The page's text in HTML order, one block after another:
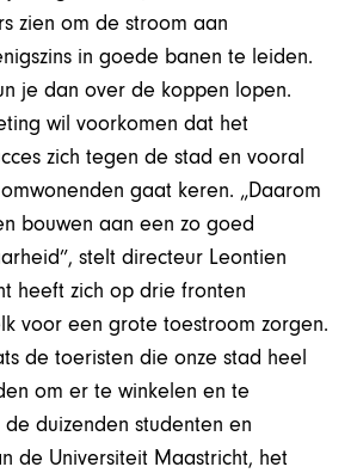
zien om de stroom aan
in goede banen te leiden.
je dan over de koppen lopen.
wil voorkomen dat het
zich tegen de stad en vooral
gaat keren. „Daarom
bouwen aan een zo goed
stelt directeur Leontien
heeft zich op drie fronten
voor een grote toestroom zorgen.
de toeristen die onze stad heel
om er te winkelen en te
de duizenden studenten en
de Universiteit Maastricht, het